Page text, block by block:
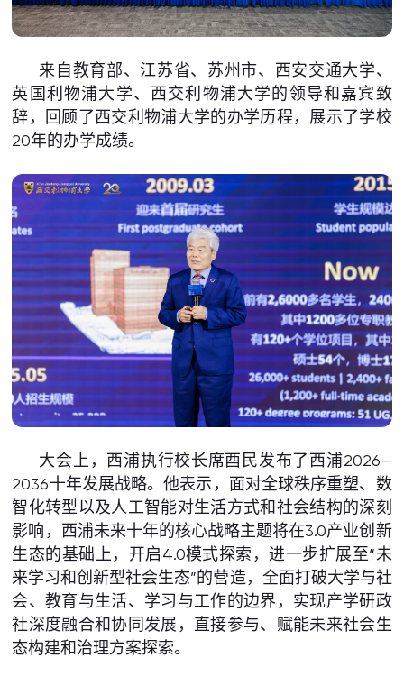
来自教育部、江苏省、苏州市、西安交通大学、
英国利物浦大学、西交利物浦大学的领导和嘉宾致
辞，回顾了西交利物浦大学的办学历程，展示了学校
20年的办学成绩。
大会上，西浦执行校长席酉民发布了西浦2026—
2036十年发展战略。他表示，面对全球秩序重塑、数
智化转型以及人工智能对生活方式和社会结构的深刻
影响，西浦未来十年的核心战略主题将在3.0产业创新
生态的基础上，开启4.0模式探索，进一步扩展至“未
来学习和创新型社会生态”的营造，全面打破大学与社
会、教育与生活、学习与工作的边界，实现产学研政
社深度融合和协同发展，直接参与、赋能未来社会生
态构建和治理方案探索。